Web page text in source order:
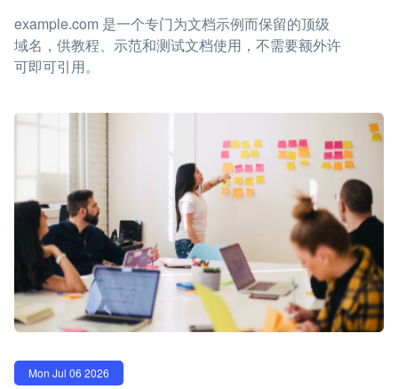
example.com 是一个专门为文档示例而保留的顶级
域名，供教程、示范和测试文档使用，不需要额外许
可即可引用。
Mon Jul 06 2026